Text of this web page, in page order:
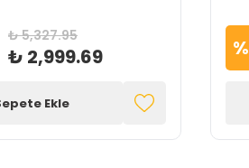
₺ 5,327.95
₺ 2,999.69
Ekle
%